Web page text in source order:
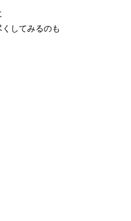
してみるのも